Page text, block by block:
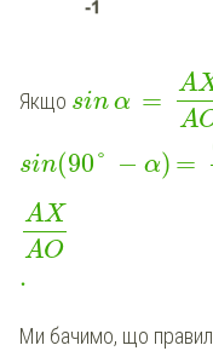
Якщо sinα =
sin(90° − α) =
AX
AO
.
Ми бачимо, що